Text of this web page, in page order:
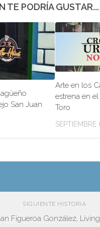
TE PODRÍA GUSTAR...
San Juan
Arte en los
estrena en
Toro
SIGUIENTE HISTORIA
Figueroa González,